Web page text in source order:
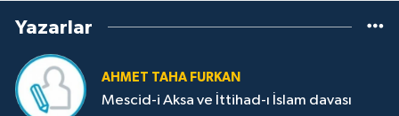
Yazarlar
AHMET TAHA FURKAN
Mescid-i Aksa ve İttihad-ı İslam davası